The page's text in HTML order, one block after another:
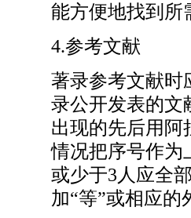
能方便地找到所
4.参考文献
著录参考文献时
录公开发表的文
出现的先后用阿
情况把序号作为
或少于3人应全
加“等”或相应的